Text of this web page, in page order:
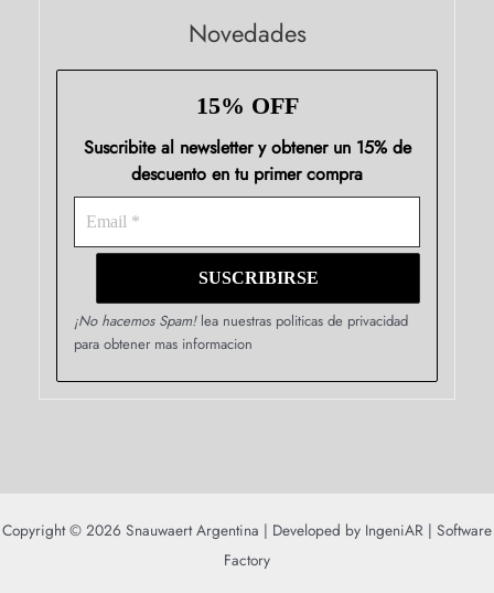
Novedades
15% OFF
Suscribite al newsletter y obtener un 15% de
descuento en tu primer compra
¡No hacemos Spam!lea nuestras politicas de privacidad
para obtener mas informacion
Copyright © 2026 Snauwaert Argentina | Developed by IngeniAR | Software
Factory